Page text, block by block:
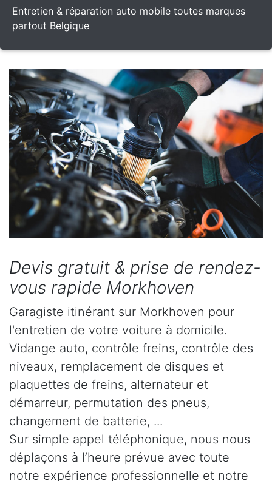
Entretien & réparation auto mobile toutes marques
partout Belgique
Devis gratuit & prise de rendez-
vous rapide Morkhoven
Garagiste itinérant sur Morkhoven pour
l'entretien de votre voiture à domicile.
Vidange auto, contrôle freins, contrôle des
niveaux, remplacement de disques et
plaquettes de freins, alternateur et
démarreur, permutation des pneus,
changement de batterie, ...
Sur simple appel téléphonique, nous nous
déplaçons à l’heure prévue avec toute
notre expérience professionnelle et notre